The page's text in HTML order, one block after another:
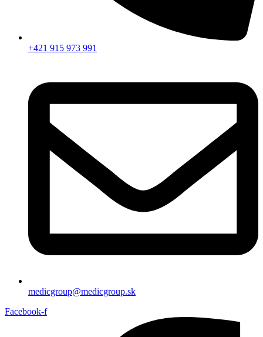
+421 915 973 991
medicgroup@medicgroup.sk
Facebook-f